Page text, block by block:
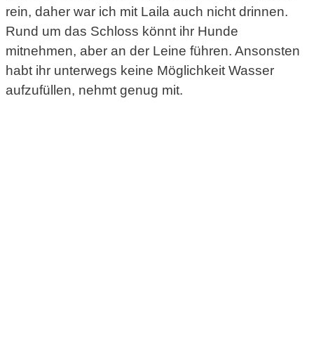
rein, daher war ich mit Laila auch nicht drinnen.
Rund um das Schloss könnt ihr Hunde
mitnehmen, aber an der Leine führen. Ansonsten
habt ihr unterwegs keine Möglichkeit Wasser
aufzufüllen, nehmt genug mit.